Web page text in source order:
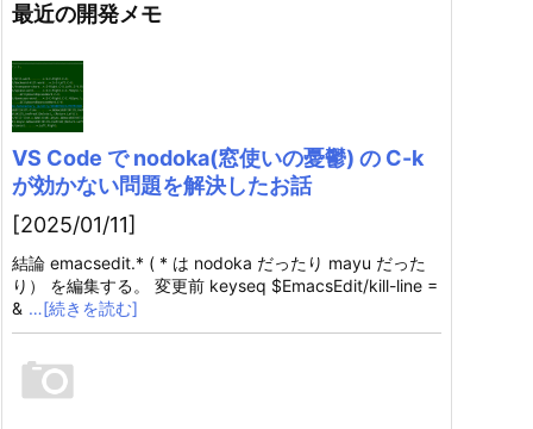
最近の開発メモ
VS Code で nodoka(窓使いの憂鬱) の C-k
が効かない問題を解決したお話
[2025/01/11]
結論 emacsedit.* ( * は nodoka だったり mayu だった
り） を編集する。 変更前 keyseq $EmacsEdit/kill-line =
& …[続きを読む]